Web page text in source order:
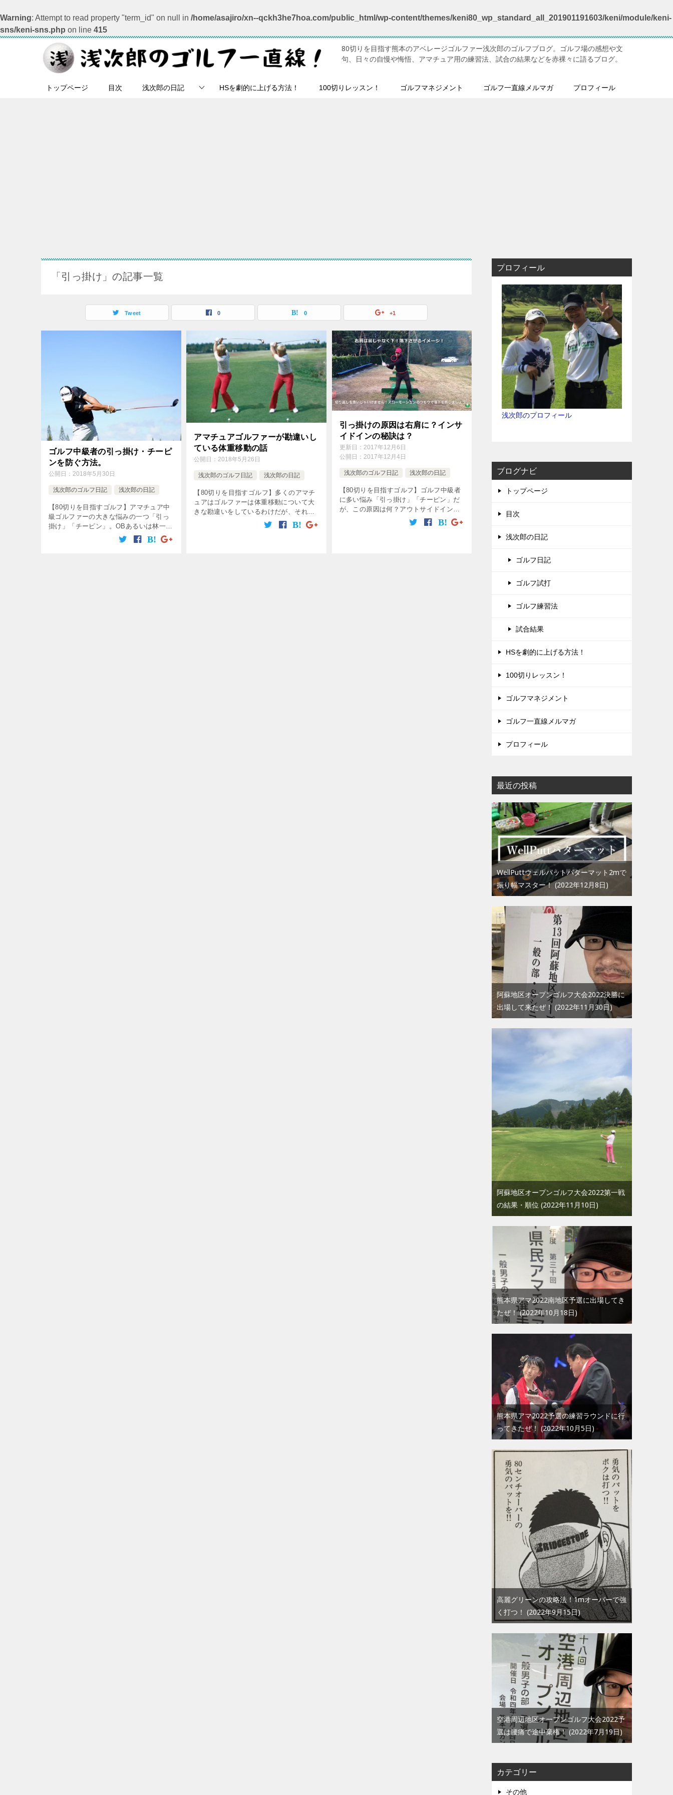
Warning: Attempt to read property "term_id" on null in /home/asajiro/xn--qckh3he7hoa.com/public_html/wp-content/themes/keni80_wp_standard_all_201901191603/keni/module/keni-
sns/keni-sns.php on line 415
80切りを目指す熊本のアベレージゴルファー浅次郎のゴルフブログ。ゴルフ場の感想や文
句、日々の自慢や悔悟、アマチュア用の練習法、試合の結果などを赤裸々に語るブログ。
トップページ 目次 浅次郎の日記 HSを劇的に上げる方法！ 100切りレッスン！ ゴルフマネジメント ゴルフ一直線メルマガ プロフィール
「引っ掛け」の記事一覧
Tweet 0 0 +1
ゴルフ中級者の引っ掛け・チーピ
ンを防ぐ方法。
公開日： 2018年5月30日
浅次郎のゴルフ日記 浅次郎の日記
【80切りを目指すゴルフ】アマチュア中
級ゴルファーの大きな悩みの一つ「引っ
掛け」「チーピン」。OBあるいは林一直
線の球筋となるため、スライスよりもタ
チが悪い引っ掛け球だが、これを簡単に
アマチュアゴルファーが勘違いし
ている体重移動の話
公開日：2018年5月26日
浅次郎のゴルフ日記 浅次郎の日記
【80切りを目指すゴルフ】多くのアマチ
ュアはゴルファーは体重移動について大
きな勘違いをしているわけだが、それを
ジャック・ニクラウスとジェイソン・デ
イのトップを比較することで考えてみよ
引っ掛けの原因は右肩に？インサ
イドインの秘訣は？
更新日： 2017年12月6日
公開日： 2017年12月4日
浅次郎のゴルフ日記 浅次郎の日記
【80切りを目指すゴルフ】ゴルフ中級者
に多い悩み「引っ掛け」「チーピン」だ
が、この原因は何？アウトサイドイン軌
道でフェースが閉じてるのが原因なのだ
が、じゃあ、そもそも何故アマチュアは
プロフィール
浅次郎のプロフィール
ブログナビ
トップページ
目次
浅次郎の日記
ゴルフ日記
ゴルフ試打
ゴルフ練習法
試合結果
HSを劇的に上げる方法！
100切りレッスン！
ゴルフマネジメント
ゴルフ一直線メルマガ
プロフィール
最近の投稿
WellPuttウェルパットパターマット2mで
振り幅マスター！ 2022年12月8日
阿蘇地区オープンゴルフ大会2022決勝に
出場して来たぜ！ 2022年11月30日
阿蘇地区オープンゴルフ大会2022第一戦
の結果・順位 2022年11月10日
熊本県アマ2022南地区予選に出場してき
たぜ！ 2022年10月18日
熊本県アマ2022予選の練習ラウンドに行
ってきたぜ！ 2022年10月5日
高麗グリーンの攻略法！1mオーバーで強
く打つ！
2022年9月15日
空港周辺地区オープンゴルフ大会2022予
選は腰痛で途中棄権！ 2022年7月19日
カテゴリー
その他